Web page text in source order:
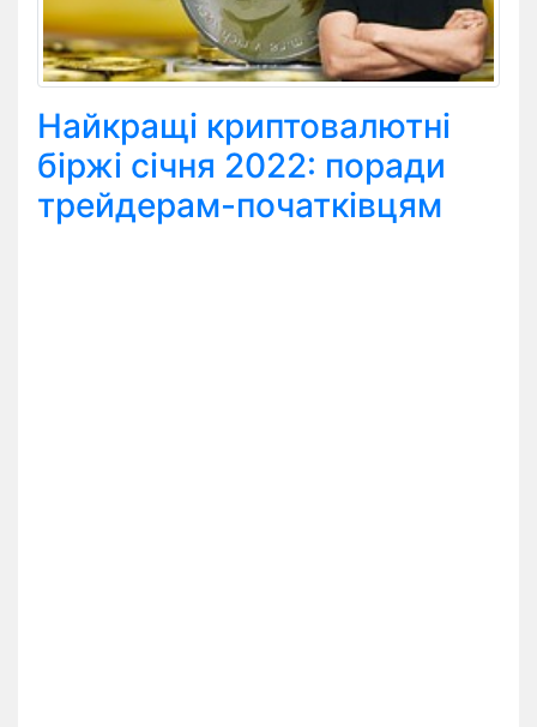
Найкращі криптовалютні
біржі січня 2022: поради
трейдерам-початківцям